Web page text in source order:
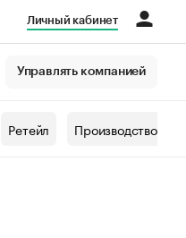
Личный кабинет
Управлять компанией
Ретейл Производство